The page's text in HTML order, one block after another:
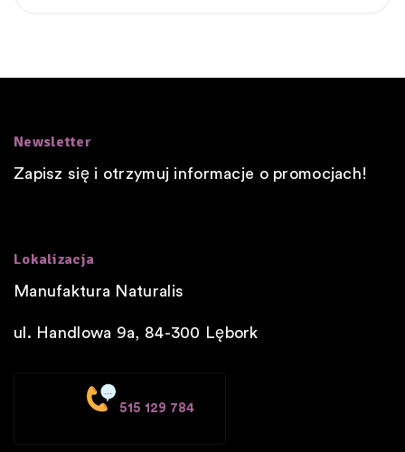
Newsletter
Zapisz się i otrzymuj informacje o promocjach!
Lokalizacja
Manufaktura Naturalis
ul. Handlowa 9a, 84-300 Lębork
515 129 784